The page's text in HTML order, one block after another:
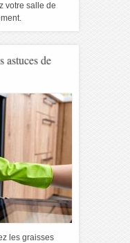
votre salle de
astuces de
les graisses